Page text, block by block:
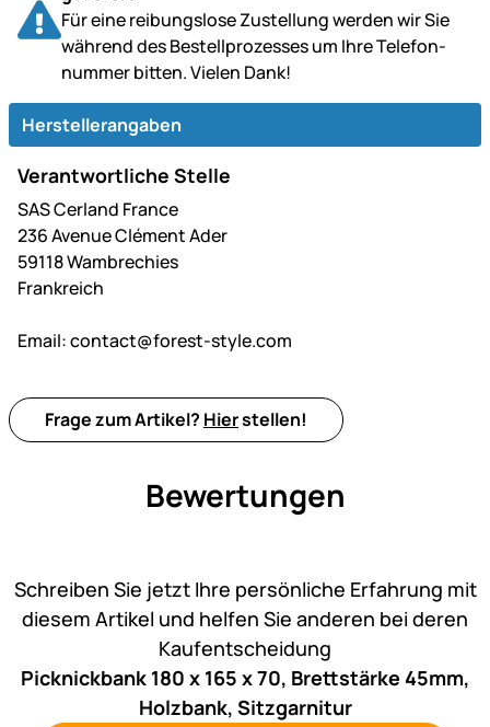
Für eine reibungslose Zustellung werden wir Sie
während des Bestell­prozesses um Ihre Telefon­
nummer bitten. Vielen Dank!
Herstellerangaben
Verantwortliche Stelle
SAS Cerland France
236 Avenue Clément Ader
59118 Wambrechies
Frankreich
Email:contact@forest-style.com
Frage zum Artikel? Hierstellen!
Bewertungen
Schreiben Sie jetzt Ihre persönliche Erfahrung mit
diesem Artikel und helfen Sie anderen bei deren
Kaufentscheidung
Picknickbank 180 x 165 x 70, Brettstärke 45mm,
Holzbank, Sitzgarnitur